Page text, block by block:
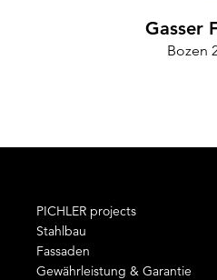
Gasser
Bozen
PICHLER projects
Stahlbau
Fassaden
Gewährleistung & Garantie